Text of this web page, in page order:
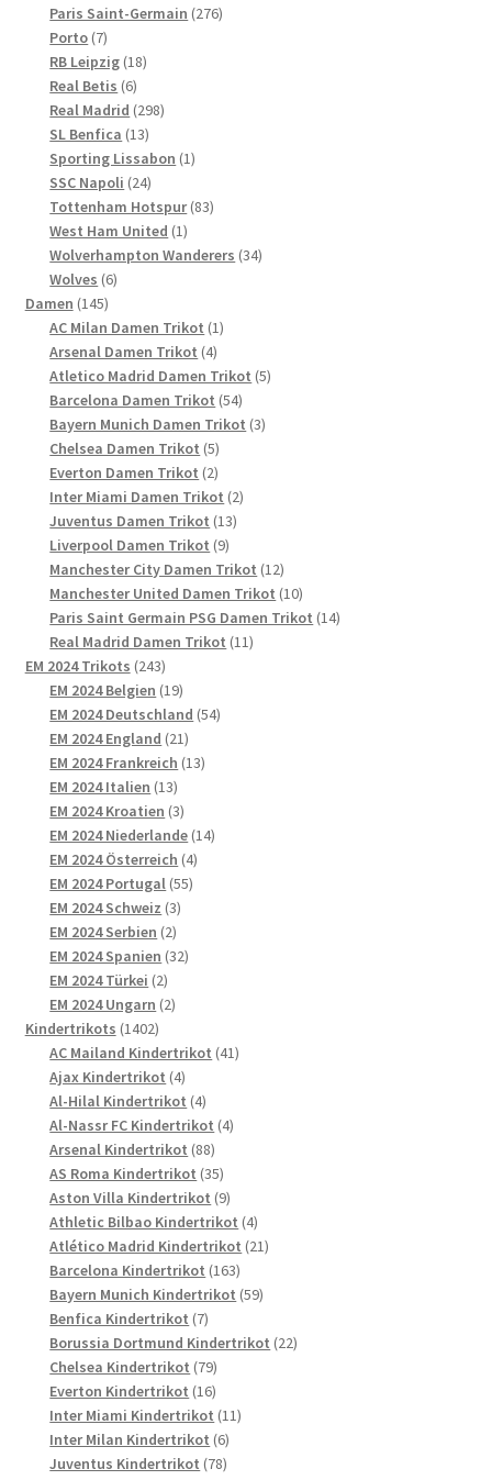
Produkte
Paris Saint-Germain 276276
Porto 77
Produkte
RB Leipzig 1818
Real Betis 66
Produkte
Real Madrid 298298
SL Benfica 1313
Produkte
Sporting Lissabon 11
SSC Napoli 2424
Produkte
Tottenham Hotspur 8383
West Ham United 11
Produkt
Wolverhampton Wanderers 3434
Wolves 66
Damen 145145
Produkte
AC Milan Damen Trikot 11
Arsenal Damen Trikot 44
Produkte
Atletico Madrid Damen Trikot 55
Barcelona Damen Trikot 5454
Produkte
Bayern Munich Damen Trikot 33
Chelsea Damen Trikot 55
Produkte
Everton Damen Trikot 22
Produkte
Inter Miami Damen Trikot 22
Juventus Damen Trikot 1313
Liverpool Damen Trikot 99
Produkte
Manchester City Damen Trikot 1212
Produkte
Manchester United Damen Trikot 1010
Produkte
Paris Saint Germain PSG Damen Trikot 1414
Real Madrid Damen Trikot 1111
EM 2024 Trikots 243243
Produkte
EM 2024 Belgien 1919
Produkte
EM 2024 Deutschland 5454
EM 2024 England 2121
Produkte
EM 2024 Frankreich 1313
EM 2024 Italien 1313
Produkte
EM 2024 Kroatien 33
Produkte
EM 2024 Niederlande 1414
EM 2024 Österreich 44
EM 2024 Portugal 5555
EM 2024 Schweiz 33
EM 2024 Serbien 22
Produkte
EM 2024 Spanien 3232
EM 2024 Türkei 22
Produkte
EM 2024 Ungarn 22
Kindertrikots 14021402
Produkte
AC Mailand Kindertrikot 4141
Ajax Kindertrikot 44
Produkte
Al-Hilal Kindertrikot 44
Produkte
Al-Nassr FC Kindertrikot 44
Arsenal Kindertrikot 8888
Produkte
AS Roma Kindertrikot 3535
Produkte
Aston Villa Kindertrikot 99
Produkte
Athletic Bilbao Kindertrikot 44
Produkte
Atlético Madrid Kindertrikot 2121
Barcelona Kindertrikot 163163
Produkte
Bayern Munich Kindertrikot 5959
Benfica Kindertrikot 77
Produkte
Borussia Dortmund Kindertrikot 2222
Chelsea Kindertrikot 7979
Produkte
Everton Kindertrikot 1616
Produkte
Inter Miami Kindertrikot 1111
Inter Milan Kindertrikot 66
Produkte
Juventus Kindertrikot 7878